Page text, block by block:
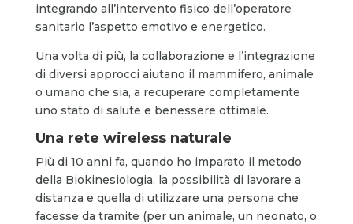
integrando all’intervento fisico dell’operatore
sanitario l’aspetto emotivo e energetico.
Una volta di più, la collaborazione e l’integrazione
di diversi approcci aiutano il mammifero, animale
o umano che sia, a recuperare completamente
uno stato di salute e benessere ottimale.
Una rete wireless naturale
Più di 10 anni fa, quando ho imparato il metodo
della Biokinesiologia, la possibilità di lavorare a
distanza e quella di utilizzare una persona che
facesse da tramite (per un animale, un neonato, o